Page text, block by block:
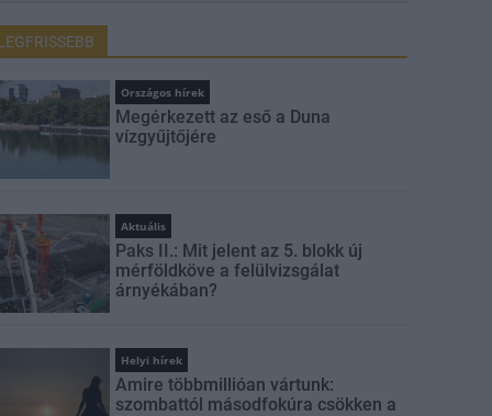
Országos hírek
Megérkezett az eső a Duna
vízgyűjtőjére
Aktuális
Paks II.: Mit jelent az 5. blokk új
mérföldköve a felülvizsgálat
árnyékában?
Helyi hírek
Amire többmillióan vártunk:
szombattól másodfokúra csökken a